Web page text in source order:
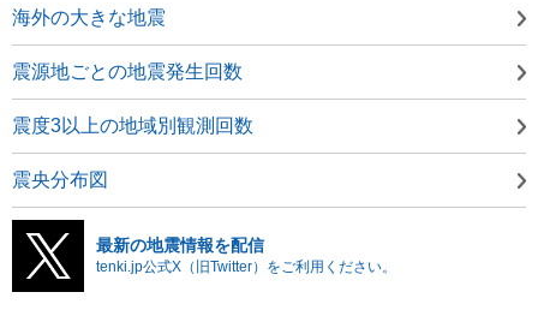
海外の大きな地震
震源地ごとの地震発生回数
震度3以上の地域別観測回数
震央分布図
最新の地震情報を配信
tenki.jp公式X（旧Twitter）をご利用ください。